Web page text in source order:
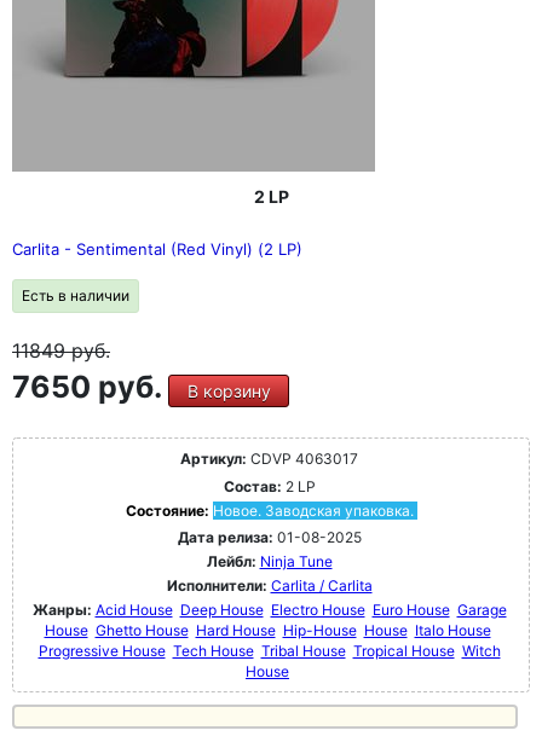
2 LP
Carlita - Sentimental (Red Vinyl) (2 LP)
Есть в наличии
11849руб.
7650 руб. В корзину
Артикул: CDVP 4063017
Состав: 2 LP
Состояние: Новое. Заводская упаковка.
Дата релиза: 01-08-2025
Лейбл: Ninja Tune
Исполнители: Carlita / Carlita
Жанры: Acid House Deep House Electro House Euro House Garage
House Ghetto House Hard House Hip-House House Italo House
Progressive House Tech House Tribal House Tropical House Witch
House